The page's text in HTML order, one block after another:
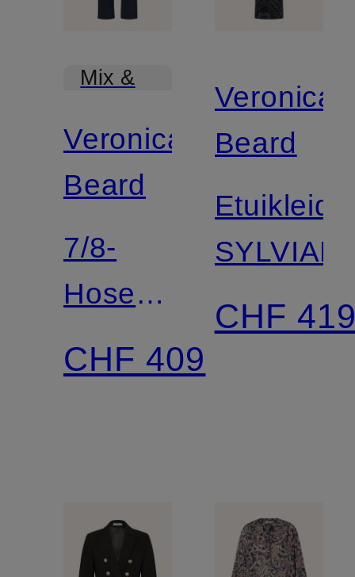
Mix &
Veronica
Beard
7/8-
Hose
RENZO
CHF 409
Veronica
Beard
Etuikleid
SYLVIANI
CHF